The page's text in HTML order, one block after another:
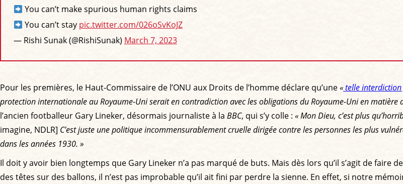
You can’t make spurious human rights claims
You can’t stay pic.twitter.com/026oSvKoJZ
— Rishi Sunak (@RishiSunak) March 7, 2023
Pour les premières, le Haut-Commissaire de l’ONU aux Droits de l’homme déclare qu’une«telle interdiction
protection internationale au Royaume-Uni serait en contradiction avec les obligations du Royaume-Uni en matière
l’ancien footballeur Gary Lineker, désormais journaliste à la BBC, qui s’y colle : « Mon Dieu, c’est plus
imagine, NDLR] C’est juste une politique incommensurablement cruelle dirigée contre les personnes les plus
dans les années 1930. »
Il doit y avoir bien longtemps que Gary Lineker n’a pas marqué de buts. Mais dès lors qu’il s’agit de faire
des têtes sur des ballons, il n’est pas improbable qu’il ait fini par perdre la sienne. En effet, si notre